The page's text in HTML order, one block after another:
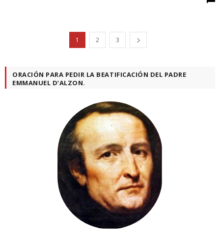
1 2 3
ORACIÓN PARA PEDIR LA BEATIFICACIÓN DEL PADRE
EMMANUEL D’ALZON.